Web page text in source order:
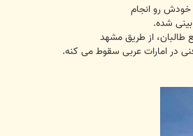
در امارات عربی سقوط می کنه.